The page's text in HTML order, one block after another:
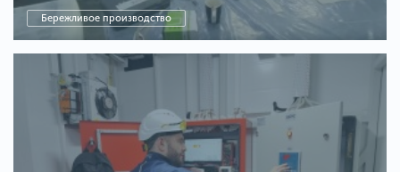
Бережливое производство